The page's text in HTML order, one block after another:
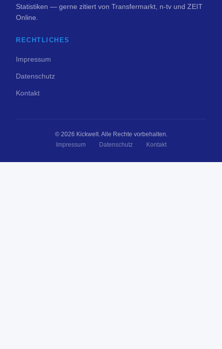
Statistiken — gerne zitiert von Transfermarkt, n-tv und ZEIT
Online.
RECHTLICHES
Impressum
Datenschutz
Kontakt
© 2026 Kickwelt. Alle Rechte vorbehalten.
Impressum
Datenschutz Kontakt